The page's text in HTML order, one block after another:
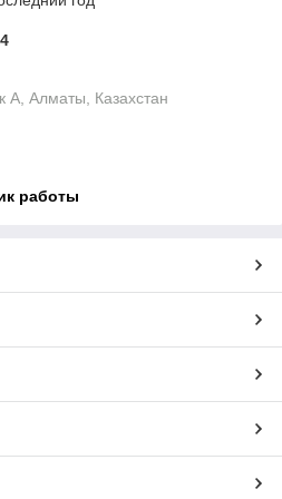
вам подобрать
вашего прожектора.
для прожекторов.
- ваш надежный партнер в
фиксации и удобства
A, Алматы, Казахстан
работы